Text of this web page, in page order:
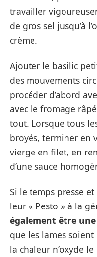
travailler
de gros sel jusqu’à
crème.
Ajouter le basilic
des mouvements
procéder d’abord
avec le fromage
tout. Lorsque tous
broyés, terminer en
vierge en filet, en
d’une sauce
Si le temps presse
leur « Pesto » à la
également être
que les lames
la chaleur n’oxyde